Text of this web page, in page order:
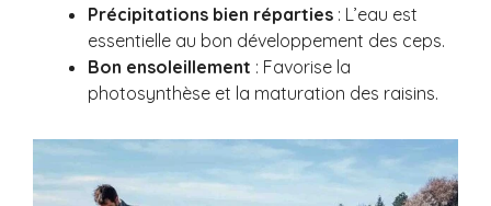
Précipitations bien réparties : L’eau est
essentielle au bon développement des ceps.
Bon ensoleillement : Favorise la
photosynthèse et la maturation des raisins.